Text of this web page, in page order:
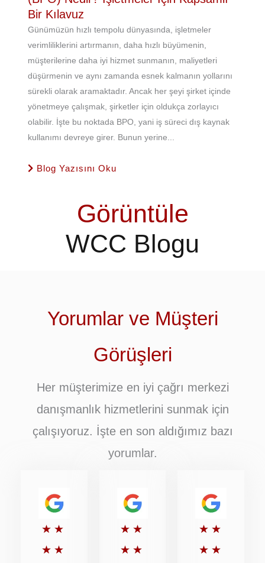
Bir Kılavuz
Günümüzün hızlı tempolu dünyasında, işletmeler
verimliliklerini artırmanın, daha hızlı büyümenin,
müşterilerine daha iyi hizmet sunmanın, maliyetleri
düşürmenin ve aynı zamanda esnek kalmanın yollarını
sürekli olarak aramaktadır. Ancak her şeyi şirket içinde
yönetmeye çalışmak, şirketler için oldukça zorlayıcı
olabilir. İşte bu noktada BPO, yani iş süreci dış kaynak
kullanımı devreye girer. Bunun yerine...
Blog Yazısını Oku
Görüntüle
WCC Blogu
Yorumlar ve Müşteri
Görüşleri
Her müşterimize en iyi çağrı merkezi
danışmanlık hizmetlerini sunmak için
çalışıyoruz. İşte en son aldığımız bazı
yorumlar.
★ ★
★ ★
5
üzerinden
★ ★
★ ★
5
üzerinden
★ ★
★ ★
5